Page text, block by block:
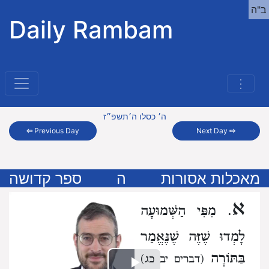
Daily Rambam
⋮
ב"ה
⇦ Previous Day
ה׳ כסלו ה׳תשפ״ז
Next Day⇨
מאכלות אסורות ה ספר קדושה
א. מִפִּי הַשְּׁמוּעָה
לָמְדוּ שֶׁזֶּה שֶׁנֶּאֱמַר
בַּתּוֹרָה (דברים יב כג)